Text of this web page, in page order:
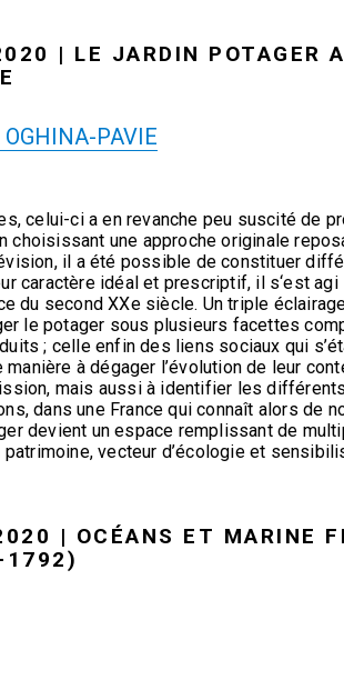
| LE JARDIN POTAGER
PAVIE
celui-ci a en revanche peu suscité de
choisissant une approche originale
il a été possible de constituer
caractère idéal et prescriptif, il s‘est
du second XXe siècle. Un triple
le potager sous plusieurs facettes
; celle enfin des liens sociaux qui
à dégager l’évolution de leur
mais aussi à identifier les
dans une France qui connaît alors de
devient un espace remplissant de
vecteur d’écologie et
| OCÉANS ET MARINE
1792)